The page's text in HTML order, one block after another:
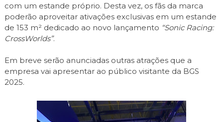
com um estande próprio. Desta vez, os fãs da marca
poderão aproveitar ativações exclusivas em um estande
de 153 m² dedicado ao novo lançamento “Sonic Racing:
CrossWorlds”.
Em breve serão anunciadas outras atrações que a
empresa vai apresentar ao público visitante da BGS
2025.